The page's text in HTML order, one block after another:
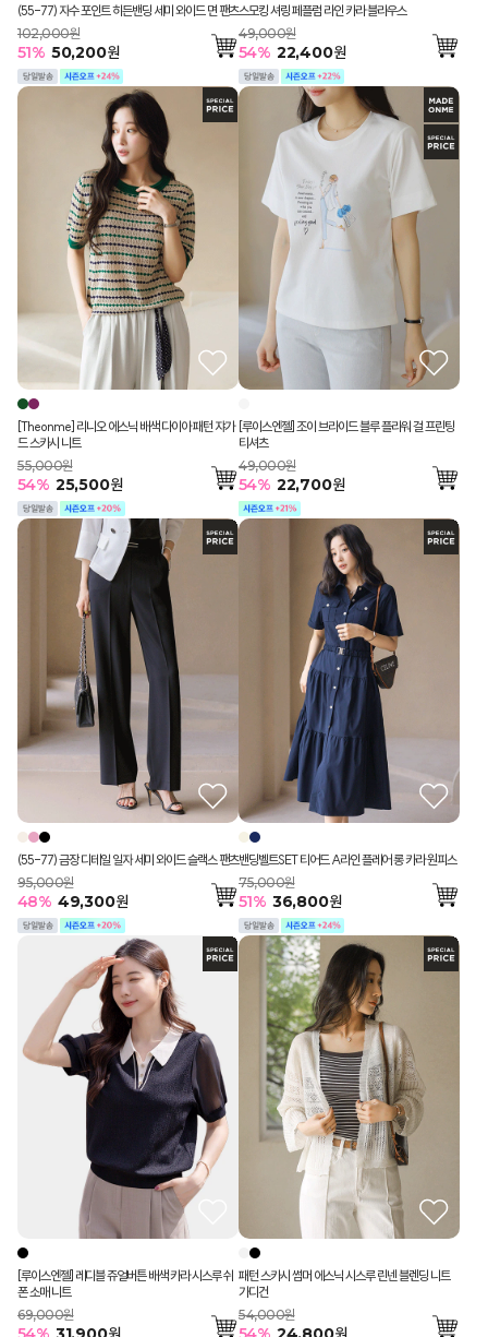
(55-77) 자수 포인트 히든밴딩 세미 와이드 면 팬츠
102,000원
51% 50,200원
스모킹 셔링 페플럼 라인 카라 블라우스
49,000원
54% 22,400원
[Theonme] 리니오 에스닉 배색 다이아 패턴 쟈가
드 스카시 니트
55,000원
54% 25,500원
[루이스엔젤] 조이 브라이드 블루 플라워 걸 프린팅
티셔츠
49,000원
54% 22,700원
(55-77) 금장 디테일 일자 세미 와이드 슬랙스 팬츠
95,000원
48% 49,300원
밴딩벨트SET 티어드 A라인 플레어 롱 카라 원피스
75,000원
51% 36,800원
[루이스엔젤] 레디블 쥬얼버튼 배색 카라 시스루 쉬
폰 소매 니트
69,000원
패턴 스카시 썸머 에스닉 시스루 린넨 블렌딩 니트
가디건
54,000원